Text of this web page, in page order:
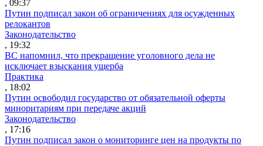
, 09:37
Путин подписал закон об ограничениях для осужденных
релокантов
Законодательство
, 19:32
ВС напомнил, что прекращение уголовного дела не
исключает взыскания ущерба
Практика
, 18:02
Путин освободил государство от обязательной оферты
миноритариям при передаче акций
Законодательство
, 17:16
Путин подписал закон о мониторинге цен на продукты по